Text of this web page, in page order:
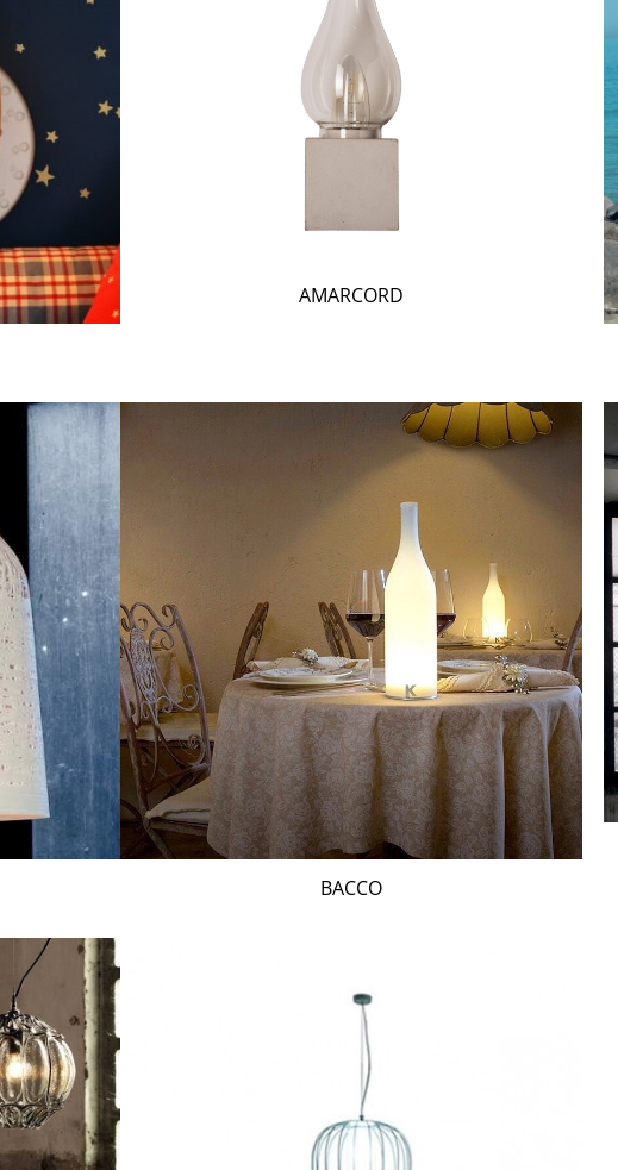
AMARCORD
BACCO